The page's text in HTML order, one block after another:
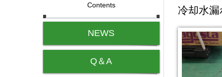
冷却水
Contents
NEWS
Q＆A